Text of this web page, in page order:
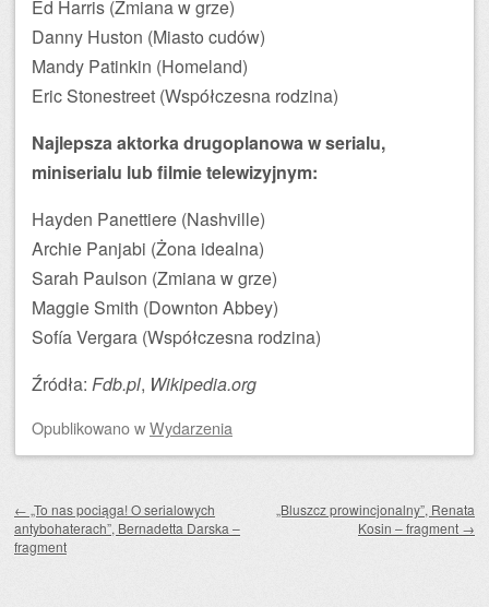
Ed Harris (Zmiana w grze)
Danny Huston (Miasto cudów)
Mandy Patinkin (Homeland)
Eric Stonestreet (Współczesna rodzina)
Najlepsza aktorka drugoplanowa w serialu,
miniserialu lub filmie telewizyjnym:
Hayden Panettiere (Nashville)
Archie Panjabi (Żona idealna)
Sarah Paulson (Zmiana w grze)
Maggie Smith (Downton Abbey)
Sofía Vergara (Współczesna rodzina)
Źródła: Fdb.pl, Wikipedia.org
OpublikowanowWydarzenia
← „To nas pociąga! O serialowych
antybohaterach”, Bernadetta Darska –
fragment
„Bluszcz prowincjonalny”, Renata
Kosin – fragment →